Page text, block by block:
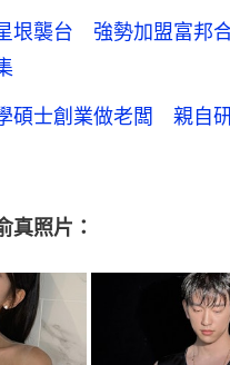
垠襲台 強勢加盟富邦
碩士創業做老闆 親自
真照片：